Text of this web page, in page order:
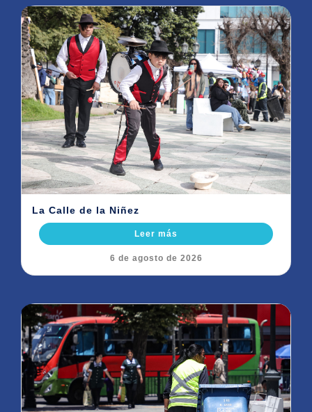
La Calle de la Niñez
Leer más
6 de agosto de 2026